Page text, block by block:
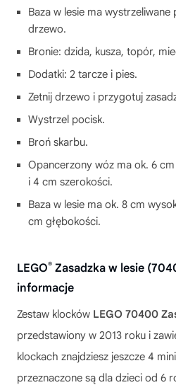
Baza w lesie ma wystrzeliwane
drzewo.
Bronie: dzida, kusza, topór,
Dodatki: 2 tarcze i pies.
Zetnij drzewo i przygotuj
Wystrzel pocisk.
Broń skarbu.
Opancerzony wóz ma ok. 6
i 4 cm szerokości.
Baza w lesie ma ok. 8 cm
cm głębokości.
LEGO® Zasadzka w lesie
informacje
Zestaw klocków LEGO 70400
przedstawiony w 2013 roku i
klockach znajdziesz jeszcze 4
przeznaczone są dla dzieci od 6